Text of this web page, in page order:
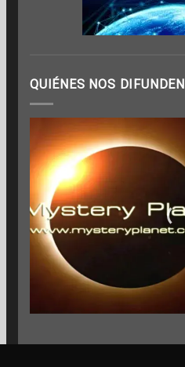
QUIÉNES NOS DIFUNDEN